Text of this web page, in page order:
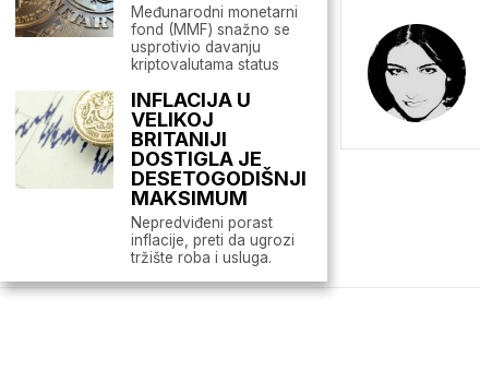
Međunarodni monetarni
fond (MMF) snažno se
usprotivio davanju
kriptovalutama status
INFLACIJA U
VELIKOJ
BRITANIJI
DOSTIGLA JE
DESETOGODIŠNJI
MAKSIMUM
Nepredviđeni porast
inflacije, preti da ugrozi
tržište roba i usluga.